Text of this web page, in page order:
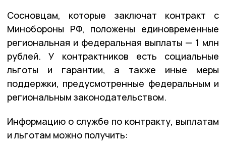
Сосновцам, которые заключат контракт с
Минобороны РФ, положены единовременные
региональная и федеральная выплаты — 1 млн
рублей. У контрактников есть социальные
льготы и гарантии, а также иные меры
поддержки, предусмотренные федеральным и
региональным законодательством.
Информацию о службе по контракту, выплатам
и льготам можно получить: